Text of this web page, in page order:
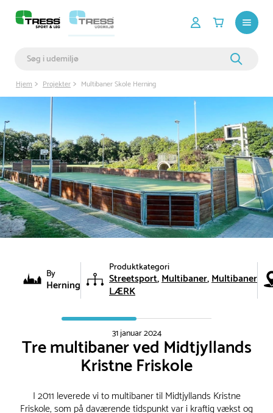
Hjem Projekter Multibaner Skole Herning
By
Herning
Produktkategori
Streetsport Multibaner Multibaner
LÆRK
31 januar 2024
Tre multibaner ved Midtjyllands
Kristne Friskole
I 2011 leverede vi to multibaner til Midtjyllands Kristne
Friskole, som på daværende tidspunkt var i kraftig vækst og